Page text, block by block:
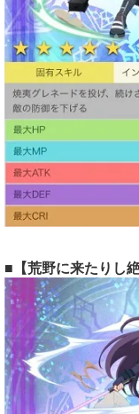
■【荒野に来たりし